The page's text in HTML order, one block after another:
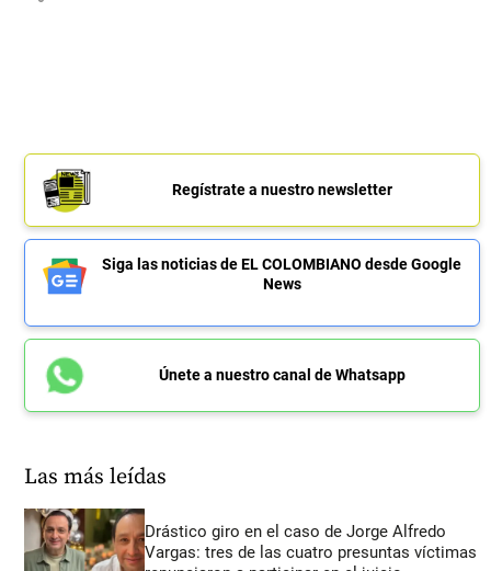
Regístrate a nuestro newsletter
Siga las noticias de EL COLOMBIANO desde Google
News
Únete a nuestro canal de Whatsapp
Las más leídas
Drástico giro en el caso de Jorge Alfredo
Vargas: tres de las cuatro presuntas víctimas